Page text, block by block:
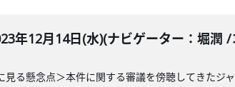
年12月14日(水)(ナビゲーター：堀潤
る懸念点＞本件に関する審議を傍聴してきたジ